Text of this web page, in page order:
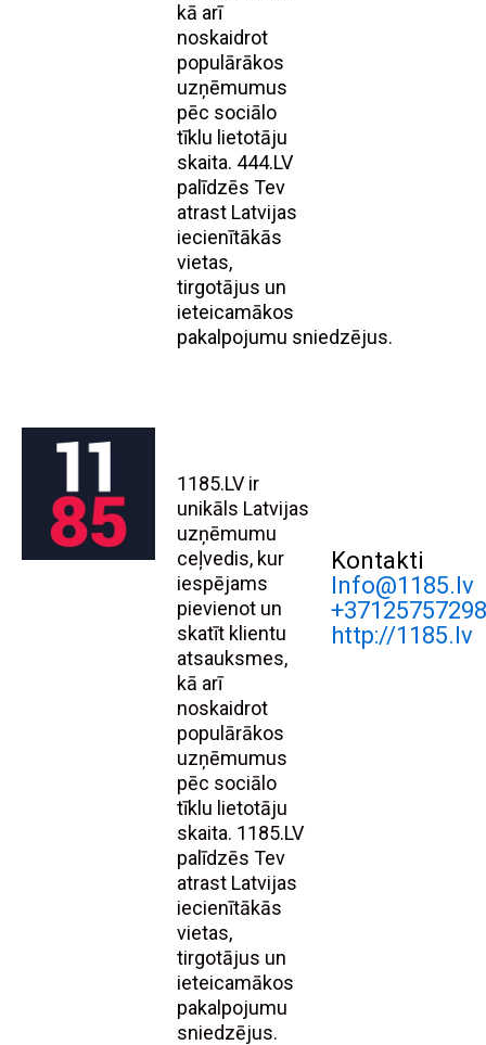
kā arī
noskaidrot
populārākos
uzņēmumus
pēc sociālo
tīklu lietotāju
skaita. 444.LV
palīdzēs Tev
atrast Latvijas
iecienītākās
vietas,
tirgotājus un
ieteicamākos
pakalpojumu sniedzējus.
1185.LV ir
unikāls Latvijas
uzņēmumu
ceļvedis, kur
iespējams
pievienot un
skatīt klientu
atsauksmes,
kā arī
noskaidrot
populārākos
uzņēmumus
pēc sociālo
tīklu lietotāju
skaita. 1185.LV
palīdzēs Tev
atrast Latvijas
iecienītākās
vietas,
tirgotājus un
ieteicamākos
pakalpojumu
sniedzējus.
Kontakti
Info@1185.lv
http://1185.lv